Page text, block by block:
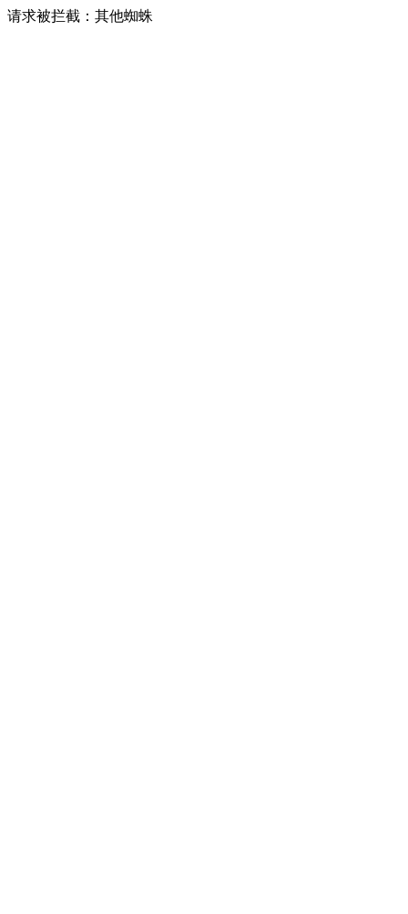
请求被拦截：其他蜘蛛